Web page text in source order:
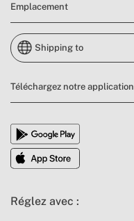
Emplacement
Shipping to
Téléchargez notre application
Réglez avec :